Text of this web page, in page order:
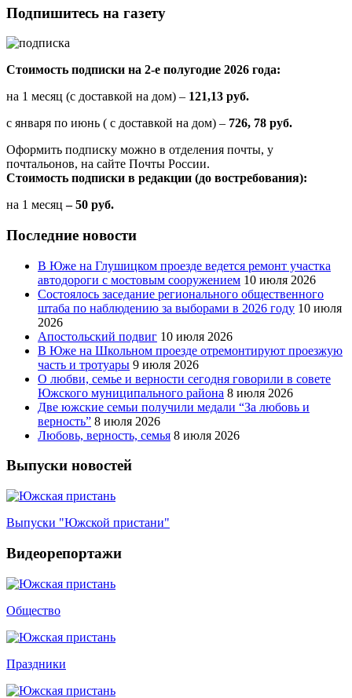
Подпишитесь на газету
Стоимость подписки на 2-е полугодие 2026 года:
на 1 месяц (с доставкой на дом) – 121,13 руб.
с января по июнь ( с доставкой на дом) – 726, 78 руб.
Оформить подписку можно в отделения почты, у
почтальонов, на сайте Почты России.
Стоимость подписки в редакции (до востребования):
на 1 месяц – 50 руб.
Последние новости
В Юже на Глушицком проезде ведется ремонт участка
автодороги с мостовым сооружением 10 июля 2026
Состоялось заседание регионального общественного
штаба по наблюдению за выборами в 2026 году 10 июля
2026
Апостольский подвиг 10 июля 2026
В Юже на Школьном проезде отремонтируют проезжую
часть и тротуары 9 июля 2026
О любви, семье и верности сегодня говорили в совете
Южского муниципального района 8 июля 2026
Две южские семьи получили медали “За любовь и
верность” 8 июля 2026
Любовь, верность, семья 8 июля 2026
Выпуски новостей
Выпуски "Южской пристани"
Видеорепортажи
Общество
Праздники